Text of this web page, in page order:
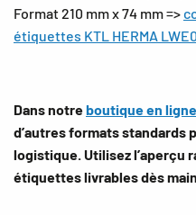
Format 210 mm x 74 mm =>
étiquettes KTL HERMA
Dans notreboutique en ligne
d’autres formats standards
logistique. Utilisez l’aperçu
étiquettes livrables dès